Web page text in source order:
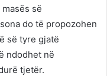
së
do të propozohen
së tyre gjatë
ndodhet në
tjetër.